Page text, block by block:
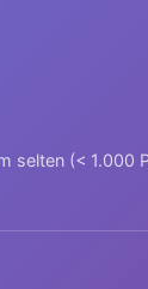
selten (< 1.000